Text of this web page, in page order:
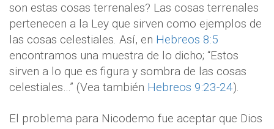
son estas cosas terrenales? Las cosas terrenales
pertenecen a la Ley que sirven como ejemplos de
las cosas celestiales. Así, en Hebreos 8:5
encontramos una muestra de lo dicho; “Estos
sirven a lo que es figura y sombra de las cosas
celestiales…” (Vea también Hebreos 9:23-24).
El problema para Nicodemo fue aceptar que Dios